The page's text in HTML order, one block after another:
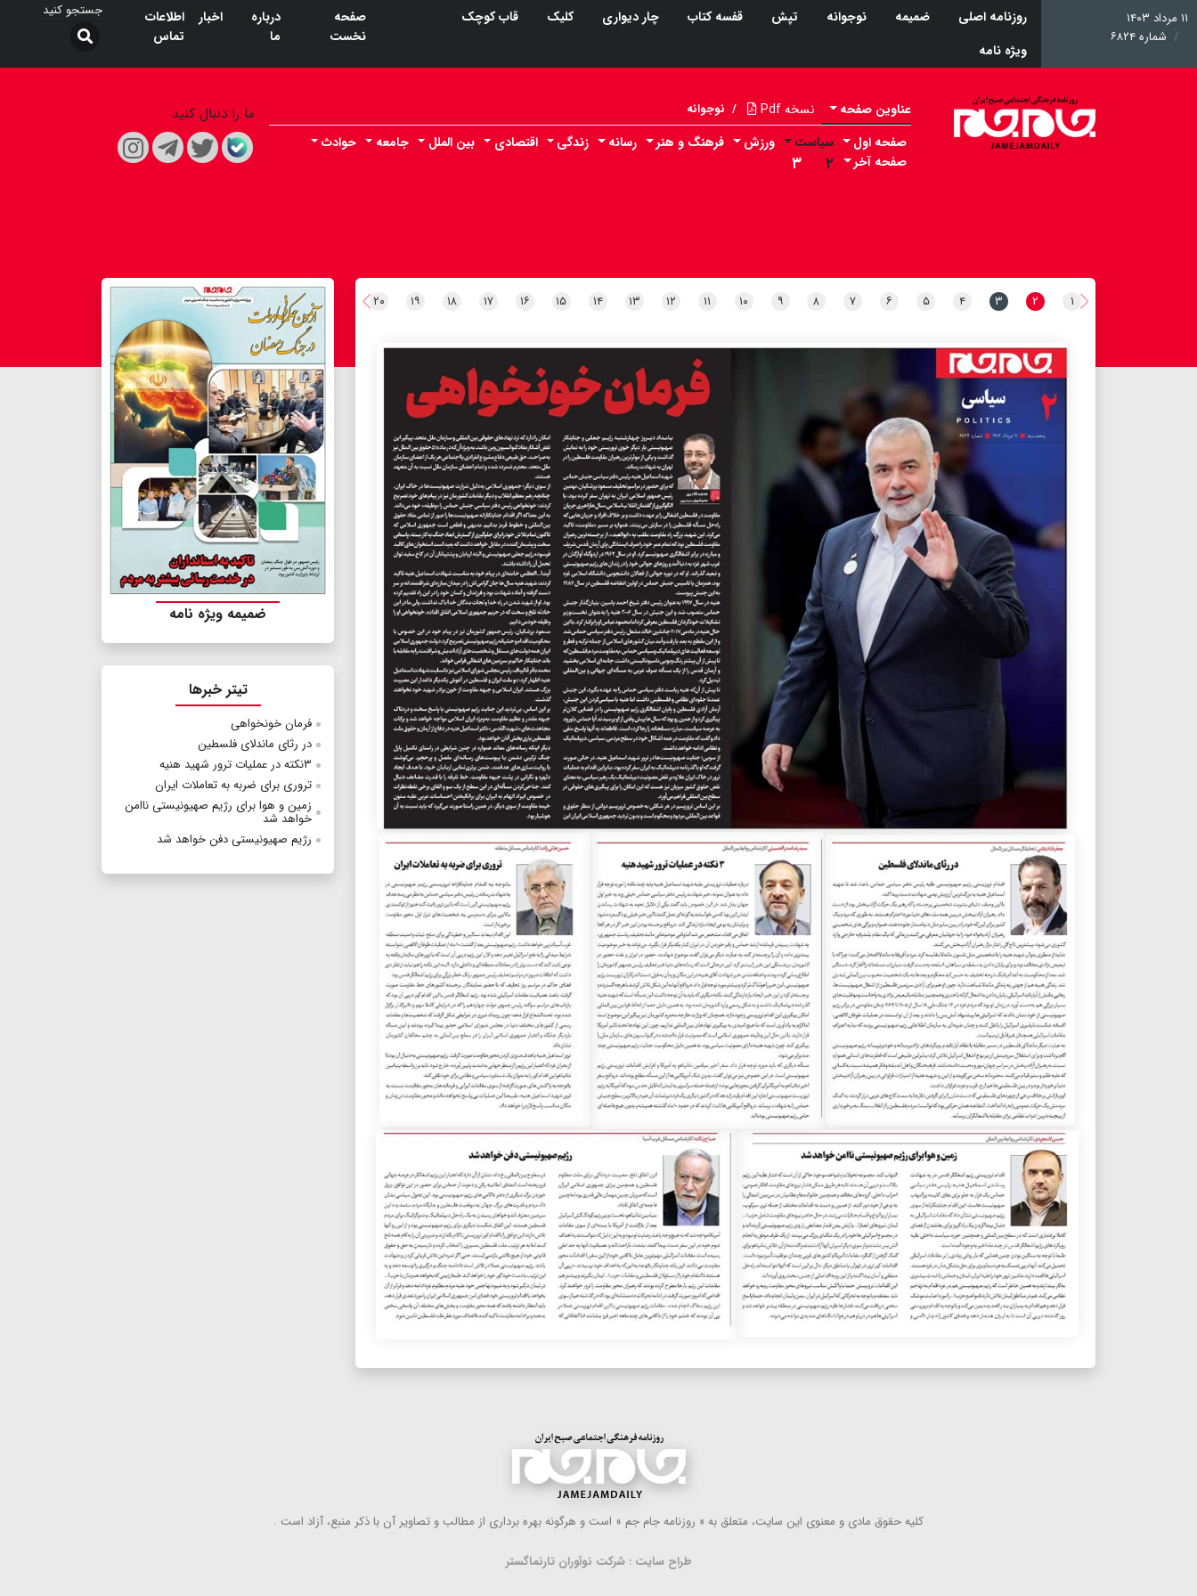
۱۱ مرداد ۱۴۰۳
شماره ۶۸۲۴
روزنامه اصلی ضمیمه نوجوانه تپش قفسه کتاب چار دیواری کلیک
قاب کوچک
ویژه نامه
صفحه
نخست
درباره
ما
اخبار
اطلاعات
تماس
عناوین صفحه نسخه Pdf / نوجوانه
صفحه اول سیاست
۲ ۳
ورزش فرهنگ و هنر رسانه زندگی اقتصادی بین الملل جامعه
حوادث
صفحه آخر
ما را دنبال کنید
۱ ۲ ۳ ۴ ۵ ۶ ۷ ۸ ۹ ۱۰ ۱۱ ۱۲ ۱۳ ۱۴ ۱۵ ۱۶ ۱۷ ۱۸ ۱۹ ۲۰
ضمیمه ویژه نامه
تیتر خبرها
فرمان خونخواهی
در رثای ماندلای فلسطین
۳نکته در عملیات ترور شهید هنیه
تروری برای ضربه به تعاملات ایران
زمین و هوا برای رژیم صهیونیستی ناامن
خواهد شد
رژیم صهیونیستی دفن خواهد شد
كلیه حقوق مادی و معنوی این سایت، متعلق به « روزنامه جام جم » است و هرگونه بهره ‌برداری از مطالب و تصاویر آن با ذكر منبع، آزاد است .
طراح سایت : شرکت نوآوران تارنماگستر